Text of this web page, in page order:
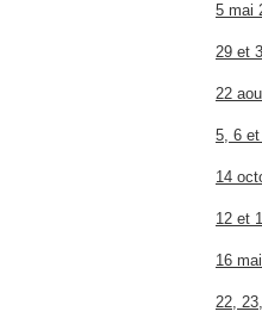
5 mai
29 et
22
5, 6 et
14
12 et
16
22,